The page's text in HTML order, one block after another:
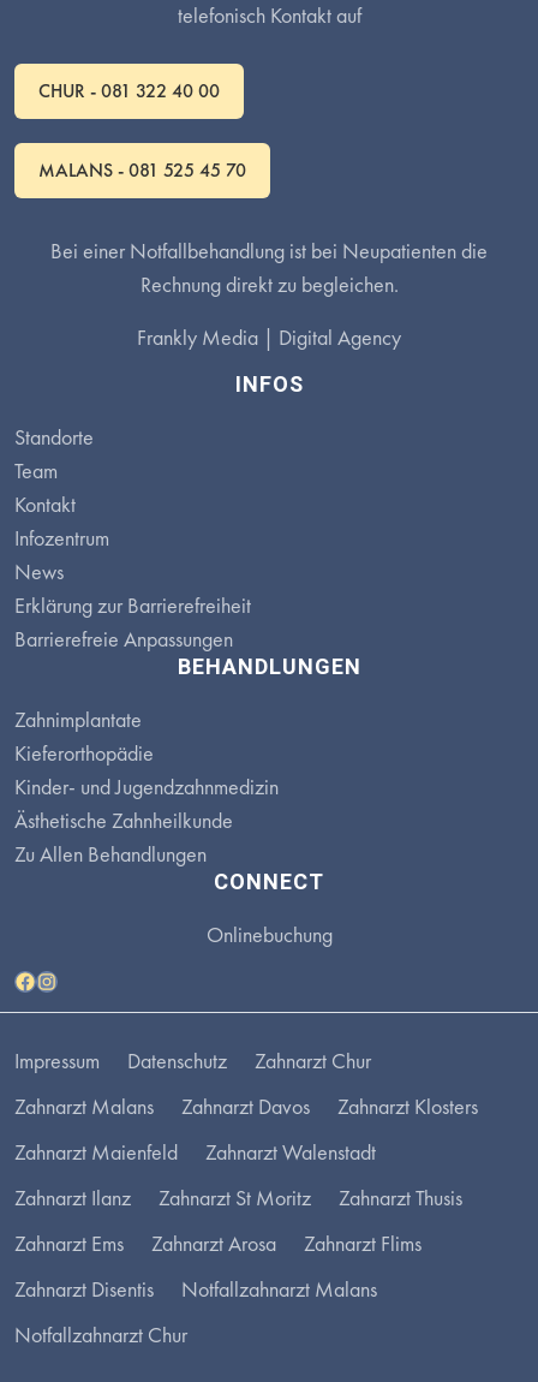
telefonisch Kontakt auf
CHUR - 081 322 40 00
MALANS - 081 525 45 70
Bei einer Notfallbehandlung ist bei Neupatienten die
Rechnung direkt zu begleichen.
Frankly Media | Digital Agency
INFOS
Standorte
Team
Kontakt
Infozentrum
News
Erklärung zur Barrierefreiheit
Barrierefreie Anpassungen
BEHANDLUNGEN
Zahnimplantate
Kieferorthopädie
Kinder- und Jugendzahnmedizin
Ästhetische Zahnheilkunde
Zu Allen Behandlungen
CONNECT
Onlinebuchung
Facebook
Instagram
Impressum Datenschutz
Zahnarzt Chur
Zahnarzt Malans
Zahnarzt Davos
Zahnarzt Klosters
Zahnarzt Maienfeld
Zahnarzt Walenstadt
Zahnarzt Ilanz
Zahnarzt St Moritz
Zahnarzt Thusis
Zahnarzt Ems
Zahnarzt Arosa
Zahnarzt Flims
Zahnarzt Disentis
Notfallzahnarzt Malans
Notfallzahnarzt Chur